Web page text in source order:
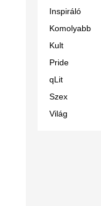
Inspiráló
Komolyabb
Kult
Pride
qLit
Szex
Világ